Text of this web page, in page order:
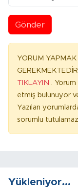
Gönder
YORUM
TIKLAYIN .
etmiş bulunuyor
Yazılan
sorumlu
Yükleniyor...